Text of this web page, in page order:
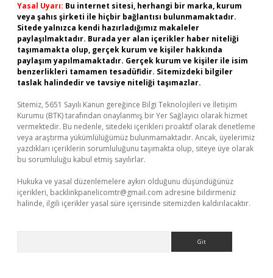
Yasal Uyarı: Bu internet sitesi, herhangi bir marka, kurum
veya şahıs şirketi ile hiçbir bağlantısı bulunmamaktadır.
Sitede yalnızca kendi hazırladığımız makaleler
paylaşılmaktadır. Burada yer alan içerikler haber niteliği
taşımamakta olup, gerçek kurum ve kişiler hakkında
paylaşım yapılmamaktadır. Gerçek kurum ve kişiler ile isim
benzerlikleri tamamen tesadüfidir. Sitemizdeki bilgiler
taslak halindedir ve tavsiye niteliği taşımazlar.
Sitemiz, 5651 Sayılı Kanun gereğince Bilgi Teknolojileri ve İletişim
Kurumu (BTK) tarafından onaylanmış bir Yer Sağlayıcı olarak hizmet
vermektedir. Bu nedenle, sitedeki içerikleri proaktif olarak denetleme
veya araştırma yükümlülüğümüz bulunmamaktadır. Ancak, üyelerimiz
yazdıkları içeriklerin sorumluluğunu taşımakta olup, siteye üye olarak
bu sorumluluğu kabul etmiş sayılırlar.
Hukuka ve yasal düzenlemelere aykırı olduğunu düşündüğünüz
içerikleri, backlinkpanelicomtr@gmail.com adresine bildirmeniz
halinde, ilgili içerikler yasal süre içerisinde sitemizden kaldırılacaktır.